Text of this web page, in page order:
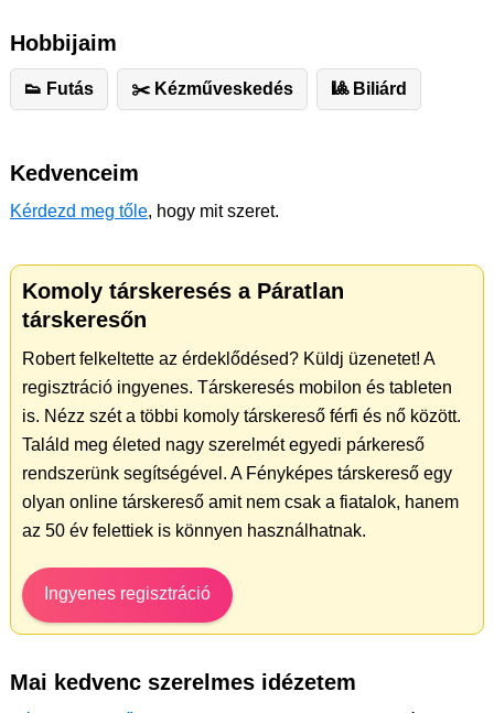
Hobbijaim
👟 Futás ✂️ ️Kézműveskedés 🎱 Biliárd
Kedvenceim
Kérdezd meg tőle, hogy mit szeret.
Komoly társkeresés a Páratlan
társkeresőn
Robert felkeltette az érdeklődésed? Küldj üzenetet! A
regisztráció ingyenes. Társkeresés mobilon és tableten
is. Nézz szét a többi komoly társkereső férfi és nő között.
Találd meg életed nagy szerelmét egyedi párkereső
rendszerünk segítségével. A Fényképes társkereső egy
olyan online társkereső amit nem csak a fiatalok, hanem
az 50 év felettiek is könnyen használhatnak.
Ingyenes regisztráció
Mai kedvenc szerelmes idézetem